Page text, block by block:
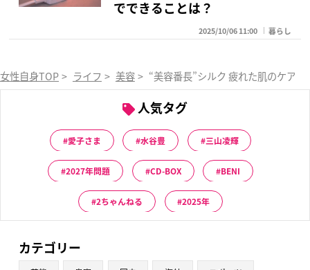
でできることは？
2025/10/06 11:00 暮らし
女性自身TOP > ライフ > 美容 > “美容番長”シルク 疲れた肌のケア
人気タグ
愛子さま 水谷豊 三山凌輝
2027年問題 CD-BOX BENI
2ちゃんねる 2025年
カテゴリー